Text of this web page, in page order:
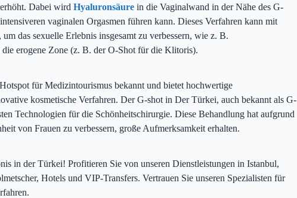
Dabei wird Hyaluronsäure in die Vaginalwand in der Nähe des G-
vaginalen Orgasmen führen kann. Dieses Verfahren kann mit
das sexuelle Erlebnis insgesamt zu verbessern, wie z. B.
erogene Zone (z. B. der O-Shot für die Klitoris).
für Medizintourismus bekannt und bietet hochwertige
kosmetische Verfahren. Der G-shot in Der Türkei, auch bekannt als G-
Technologien für die Schönheitschirurgie. Diese Behandlung hat aufgrund
von Frauen zu verbessern, große Aufmerksamkeit erhalten.
in der Türkei! Profitieren Sie von unseren Dienstleistungen in Istanbul,
Hotels und VIP-Transfers. Vertrauen Sie unseren Spezialisten für